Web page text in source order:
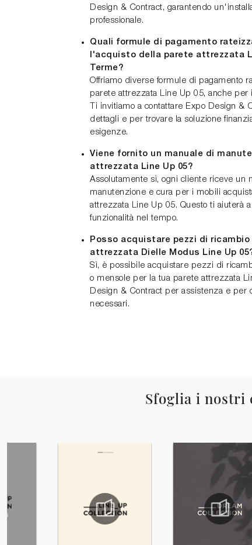
Design & Contract, garantendo
professionale.
Quali formule di pagamento
l'acquisto della parete attrezzata
Terme?
Offriamo diverse formule di pagamento
parete attrezzata Line Up 05, anche per
Ti invitiamo a contattare Expo Design &
dettagli e per trovare la soluzione
esigenze.
Viene fornito un manuale di
attrezzata Line Up 05?
Assolutamente sì, ogni cliente riceve un
manutenzione e cura per i mobili
attrezzata Line Up 05. Questo ti aiuterà
funzionalità nel tempo.
Posso acquistare pezzi di
attrezzata Dielle Modus Line Up
Sì, è possibile acquistare pezzi di
o mensole per la tua parete attrezzata
Design & Contract per assistenza e per
necessari.
Sfoglia i nostri